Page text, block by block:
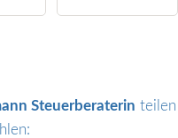
Steuerberaterin teilen